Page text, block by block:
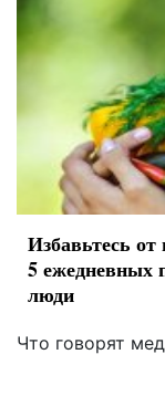
Избавьтесь
5 ежедневных
люди
Что говорят